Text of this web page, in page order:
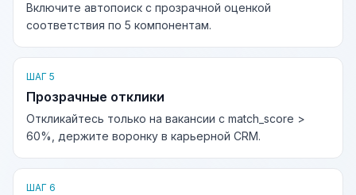
Включите автопоиск с прозрачной оценкой
соответствия по 5 компонентам.
ШАГ 5
Прозрачные отклики
Откликайтесь только на вакансии с match_score >
60%, держите воронку в карьерной CRM.
ШАГ 6